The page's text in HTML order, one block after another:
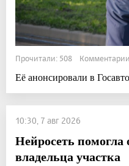
Прочитали: 508
Её анонсировали в
10:30, 7 авг 2026
Нейросеть
владельца участка